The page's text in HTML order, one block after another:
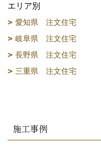
エリア別
愛知県 注文住宅
岐阜県 注文住宅
長野県 注文住宅
三重県 注文住宅
施工事例